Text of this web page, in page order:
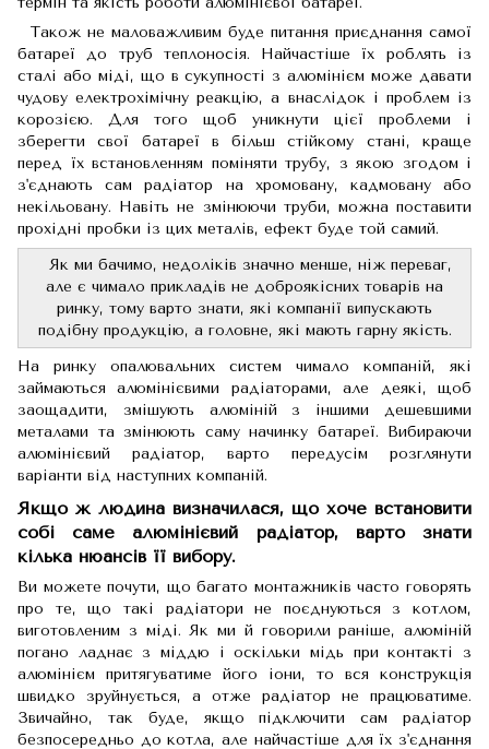
Також не маловажливим буде питання приєднання самої
батареї до труб теплоносія. Найчастіше їх роблять із
сталі або міді, що в сукупності з алюмінієм може давати
чудову електрохімічну реакцію, а внаслідок і проблем із
корозією. Для того щоб уникнути цієї проблеми і
зберегти свої батареї в більш стійкому стані, краще
перед їх встановленням поміняти трубу, з якою згодом і
з'єднають сам радіатор на хромовану, кадмовану або
некільовану. Навіть не змінюючи труби, можна поставити
прохідні пробки із цих металів, ефект буде той самий.
Як ми бачимо, недоліків значно менше, ніж переваг,
але є чимало прикладів не доброякісних товарів на
ринку, тому варто знати, які компанії випускають
подібну продукцію, а головне, які мають гарну якість.
На ринку опалювальних систем чимало компаній, які
займаються алюмінієвими радіаторами, але деякі, щоб
заощадити, змішують алюміній з іншими дешевшими
металами та змінюють саму начинку батареї. Вибираючи
алюмінієвий радіатор, варто передусім розглянути
варіанти від наступних компаній.
Якщо ж людина визначилася, що хоче встановити
собі саме алюмінієвий радіатор, варто знати
кілька нюансів її вибору.
Ви можете почути, що багато монтажників часто говорять
про те, що такі радіатори не поєднуються з котлом,
виготовленим з міді. Як ми й говорили раніше, алюміній
погано ладнає з міддю і оскільки мідь при контакті з
алюмінієм притягуватиме його іони, то вся конструкція
швидко зруйнується, а отже радіатор не працюватиме.
Звичайно, так буде, якщо підключити сам радіатор
безпосередньо до котла, але найчастіше для їх з'єднання